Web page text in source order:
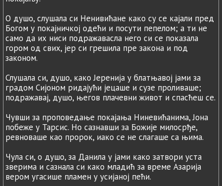
О душо, слушала си Ненивићане како су се кајали пред
Богом у покајничкој одећи и посути пепелом; а ти не
само да их ниси подражавасла него си се показала
гором од свих, јер си грешила пре закона и под
законом.
Слушала си, душо, како Јеренија у блатњавој јами за
градом Сијоном ридајући јецаше и сузе проливаше;
подражавај, душо, његов плачевни живот и спасћеш се.
Чувши за проповедање покајања Ниневићанима, Јона
побеже у Тарсис. Но сазнавши за Божије милосрђе,
ревноваше као пророк, иако се не слагаше са њима.
Чула си, о душо, за Данила у јами како затвори уста
зверима и сазнала си како младић за време Азарија
вером угасише пламен у усијаној пећи.